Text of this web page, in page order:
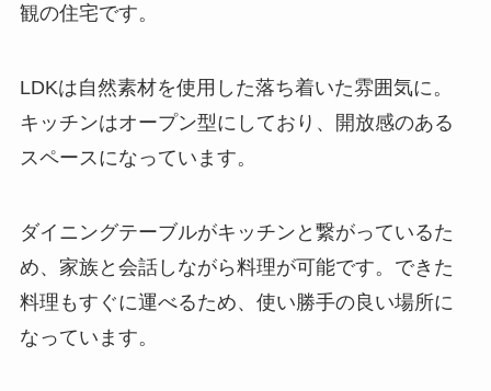
観の住宅です。
LDKは自然素材を使用した落ち着いた雰囲気に。
キッチンはオープン型にしており、開放感のある
スペースになっています。
ダイニングテーブルがキッチンと繋がっているた
め、家族と会話しながら料理が可能です。できた
料理もすぐに運べるため、使い勝手の良い場所に
なっています。